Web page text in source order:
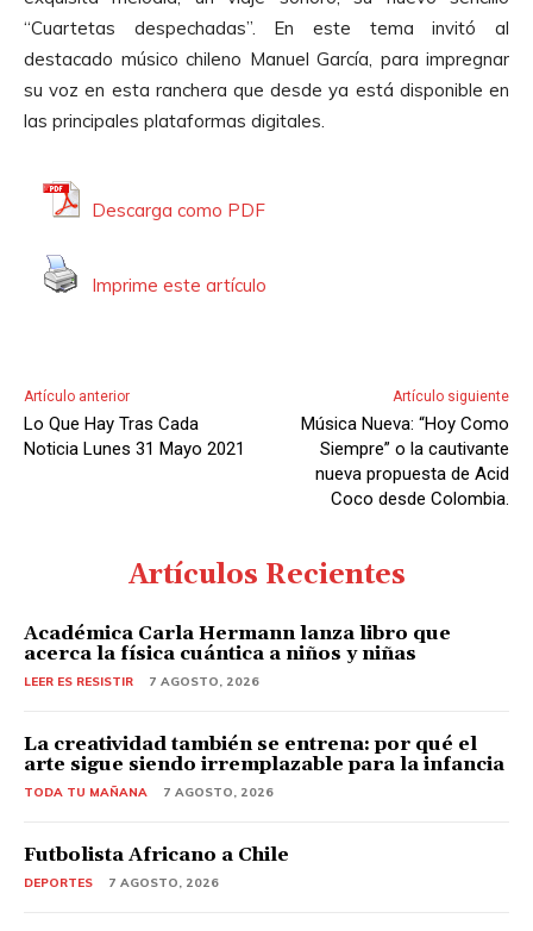
o
u
c
t
o
“Cuartetas despechadas”. En este tema invitó al
destacado músico chileno Manuel García, para impregnar
su voz en esta ranchera que desde ya está disponible en
las principales plataformas digitales.
Descarga como PDF
Imprime este artículo
Artículo anterior
Lo Que Hay Tras Cada
Noticia Lunes 31 Mayo 2021
Artículo siguiente
Música Nueva: “Hoy Como
Siempre” o la cautivante
nueva propuesta de Acid
Coco desde Colombia.
Artículos Recientes
Académica Carla Hermann lanza libro que
acerca la física cuántica a niños y niñas
LEER ES RESISTIR 7 AGOSTO, 2026
La creatividad también se entrena: por qué el
arte sigue siendo irremplazable para la infancia
TODA TU MAÑANA 7 AGOSTO, 2026
Futbolista Africano a Chile
DEPORTES 7 AGOSTO, 2026